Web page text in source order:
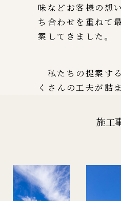
味などお客様の想
ち合わせを重ねて
案してきました。
私たちの提案す
くさんの工夫が詰